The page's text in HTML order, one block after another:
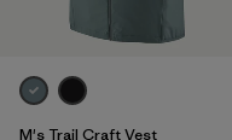
M's Trail Craft Vest